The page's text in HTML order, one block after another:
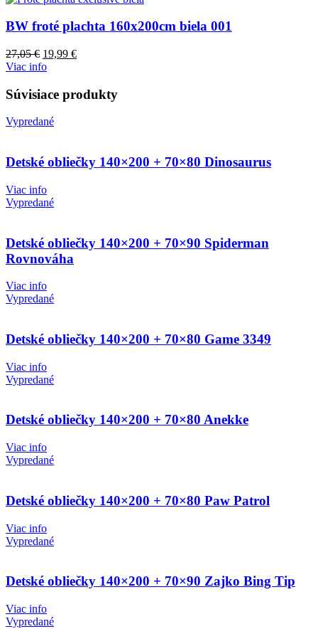
BW froté plachta 160x200cm biela 001
27,05€ 19,99 €
Viac info
Súvisiace produkty
Vypredané
Detské obliečky 140×200 + 70×80 Dinosaurus
Viac info
Vypredané
Detské obliečky 140×200 + 70×90 Spiderman
Rovnováha
Viac info
Vypredané
Detské obliečky 140×200 + 70×80 Game 3349
Viac info
Vypredané
Detské obliečky 140×200 + 70×80 Anekke
Viac info
Vypredané
Detské obliečky 140×200 + 70×80 Paw Patrol
Viac info
Vypredané
Detské obliečky 140×200 + 70×90 Zajko Bing Tip
Viac info
Vypredané